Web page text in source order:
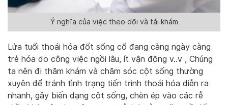
Ý nghĩa của việc theo dõi và tái khám
Lứa tuổi thoái hóa đốt sống cổ đang càng ngày càng
trẻ hóa do công việc ngồi lâu, ít vận động v..v , Chúng
ta nên đi thăm khám và chăm sóc cột sống thường
xuyên để tránh tình trạng tiến trình thoái hóa diễn ra
nhanh, gây biến dạng cột sống, chèn ép vào các rễ